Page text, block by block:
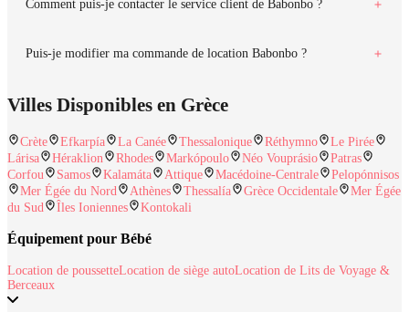
Comment puis-je contacter le service client de Babonbo ?
Puis-je modifier ma commande de location Babonbo ?
Villes Disponibles en Grèce
Crète Efkarpía La Canée Thessalonique Réthymno
Le Pirée
Lárisa
Héraklion Rhodes Markópoulo Néo Vouprásio
Patras
Corfou
Samos Kalamáta Attique Macédoine-Centrale
Pelopónnisos
Mer Égée du Nord
Athènes Thessalía Grèce Occidentale
Mer Égée
du Sud
Îles Ioniennes Kontokali
Équipement pour Bébé
Location de poussetteLocation de siège autoLocation de Lits de Voyage &
Berceaux